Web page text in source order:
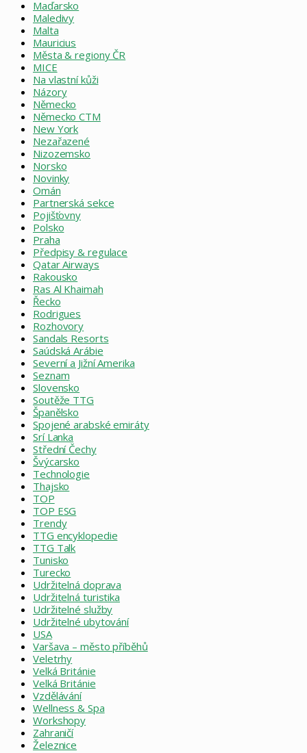
Maďarsko
Maledivy
Malta
Mauricius
Města & regiony ČR
MICE
Na vlastní kůži
Názory
Německo
Německo CTM
New York
Nezařazené
Nizozemsko
Norsko
Novinky
Omán
Partnerská sekce
Pojišťovny
Polsko
Praha
Předpisy & regulace
Qatar Airways
Rakousko
Ras Al Khaimah
Řecko
Rodrigues
Rozhovory
Sandals Resorts
Saúdská Arábie
Severní a Jižní Amerika
Seznam
Slovensko
Soutěže TTG
Španělsko
Spojené arabské emiráty
Srí Lanka
Střední Čechy
Švýcarsko
Technologie
Thajsko
TOP
TOP ESG
Trendy
TTG encyklopedie
TTG Talk
Tunisko
Turecko
Udržitelná doprava
Udržitelná turistika
Udržitelné služby
Udržitelné ubytování
USA
Varšava – město příběhů
Veletrhy
Velká Británie
Velká Británie
Vzdělávání
Wellness & Spa
Workshopy
Zahraničí
Železnice